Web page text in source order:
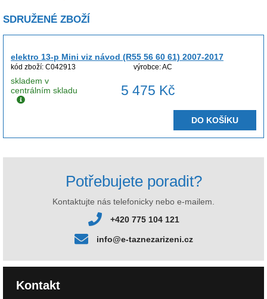
SDRUŽENÉ ZBOŽÍ
elektro 13-p Mini viz návod (R55 56 60 61) 2007-2017
kód zboží: C042913 výrobce: AC
skladem v
centrálním skladu
5 475 Kč
DO KOŠÍKU
Potřebujete poradit?
Kontaktujte nás telefonicky nebo e-mailem.
+420 775 104 121
info@e-taznezarizeni.cz
Kontakt